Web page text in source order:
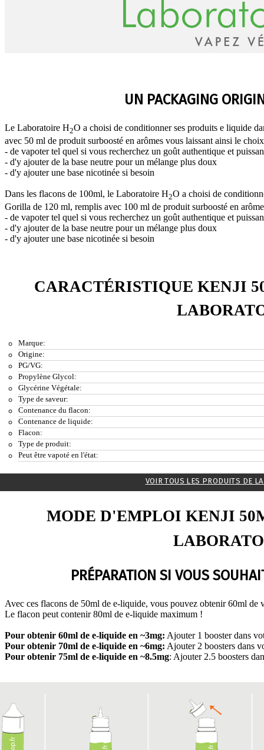
UN PACKAGING
Le Laboratoire H2O a choisi de conditionner ses produits e liquide
avec 50 ml de produit surboosté en arômes vous laissant ainsi le
- de vapoter tel quel si vous recherchez un goût authentique et
- d'y ajouter de la base neutre pour un mélange plus doux
- d'y ajouter une base nicotinée si besoin
Dans les flacons de 100ml, le Laboratoire H2O a choisi de
Gorilla de 120 ml, remplis avec 100 ml de produit surboosté en
- de vapoter tel quel si vous recherchez un goût authentique et
- d'y ajouter de la base neutre pour un mélange plus doux
- d'y ajouter une base nicotinée si besoin
CARACTÉRISTIQUE KENJI
Marque:
Origine:
PG/VG:
Propylène Glycol:
Glycérine Végétale:
Type de saveur:
Contenance du flacon:
Contenance de liquide:
Flacon:
Type de produit:
Peut être vapoté en l'état:
VOIR TOUS LES PRODUITS DE
MODE D'EMPLOI KENJI
PRÉPARATION SI VOUS
Avec ces flacons de 50ml de e-liquide, vous pouvez obtenir 60ml de
Le flacon peut contenir 80ml de e-liquide maximum !
Pour obtenir 60ml de e-liquide en ~3mg: Ajouter 1 booster dans
Pour obtenir 70ml de e-liquide en ~6mg: Ajouter 2 boosters dans
Pour obtenir 75ml de e-liquide en ~8.5mg: Ajouter 2.5 boosters